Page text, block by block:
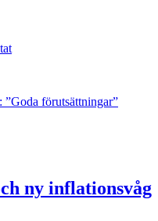
förutsättningar”
ny inflationsvåg